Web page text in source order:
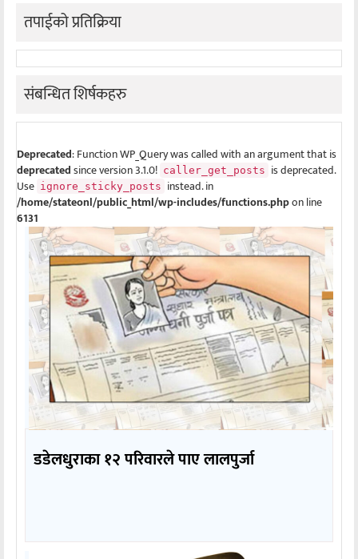
तपाईको प्रतिक्रिया
संबन्धित शिर्षकहरु
Deprecated: Function WP_Query was called with an argument that is
deprecatedsince version 3.1.0! caller_get_posts is deprecated.
Use ignore_sticky_posts instead. in
/home/stateonl/public_html/wp-includes/functions.phpon line
6131
डडेलधुराका १२ परिवारले पाए लालपुर्जा